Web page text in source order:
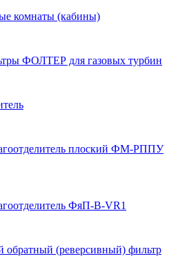
комнаты (кабины)
ФОЛТЕР для газовых турбин
плоский ФМ-РППУ
ФяП-В-VR1
обратный (реверсивный) фильтр